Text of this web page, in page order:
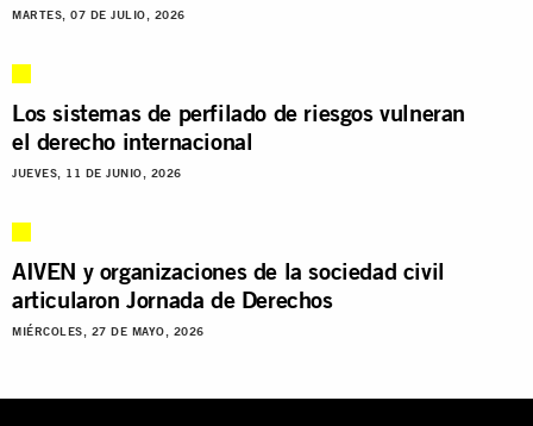
MARTES, 07 DE JULIO, 2026
Los sistemas de perfilado de riesgos vulneran
el derecho internacional
JUEVES, 11 DE JUNIO, 2026
AIVEN y organizaciones de la sociedad civil
articularon Jornada de Derechos
MIÉRCOLES, 27 DE MAYO, 2026